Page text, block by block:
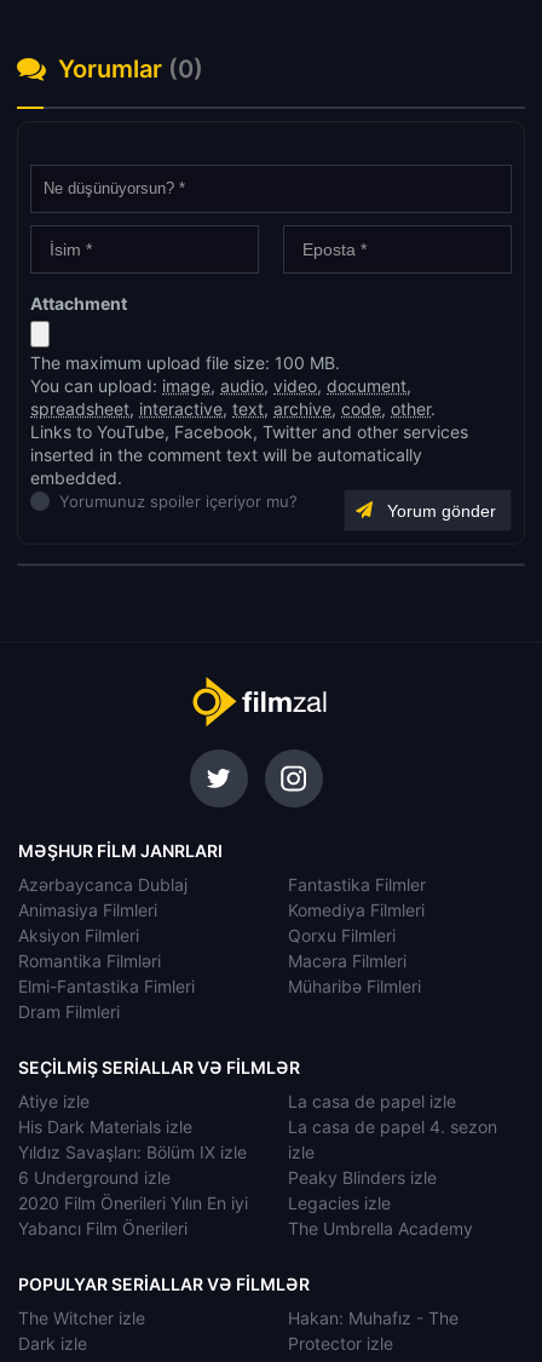
Yorumlar (0)
Attachment
The maximum upload file size: 100 MB.
You can upload: image, audio, video, document,
spreadsheet, interactive, text, archive, code, other.
Links to YouTube, Facebook, Twitter and other services
inserted in the comment text will be automatically
embedded.
Yorumunuz spoiler içeriyor mu?
MƏŞHUR FILM JANRLARI
Azərbaycanca Dublaj
Animasiya Filmleri
Aksiyon Filmleri
Romantika Filmləri
Elmi-Fantastika Fimleri
Dram Filmleri
Fantastika Filmler
Komediya Filmleri
Qorxu Filmleri
Macəra Filmleri
Müharibə Filmleri
SEÇILMIŞ SERIALLAR VƏ FILMLƏR
Atiye izle
His Dark Materials izle
Yıldız Savaşları: Bölüm IX izle
6 Underground izle
2020 Film Önerileri Yılın En iyi
Yabancı Film Önerileri
La casa de papel izle
La casa de papel 4. sezon
izle
Peaky Blinders izle
Legacies izle
The Umbrella Academy
POPULYAR SERIALLAR VƏ FILMLƏR
The Witcher izle
Dark izle
Hakan: Muhafız - The
Protector izle